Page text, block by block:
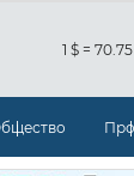
1 $ =